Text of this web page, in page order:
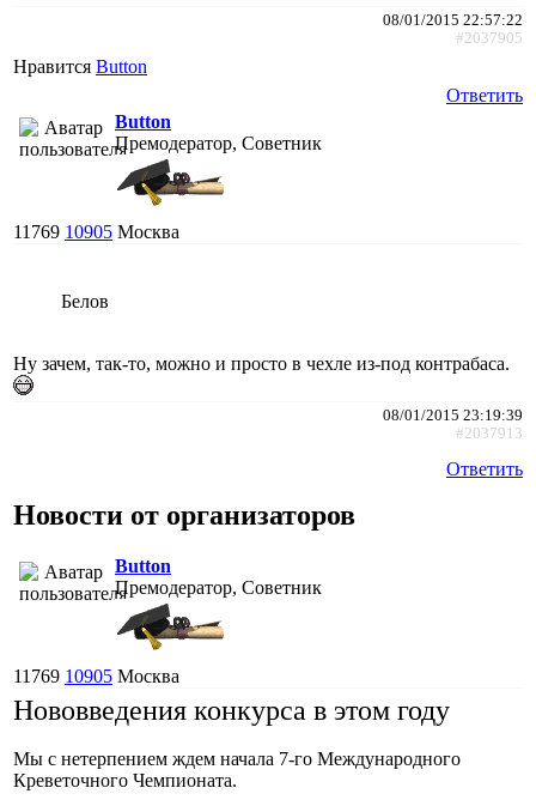
08/01/2015 22:57:22
#2037905
Нравится Button
Ответить
Button
Премодератор, Советник
11769 10905 Москва
Белов
Ну зачем, так-то, можно и просто в чехле из-под контрабаса.
08/01/2015 23:19:39
#2037913
Ответить
Новости от организаторов
Button
Премодератор, Советник
11769 10905 Москва
Нововведения конкурса в этом году
Мы с нетерпением ждем начала 7-го Международного
Креветочного Чемпионата.